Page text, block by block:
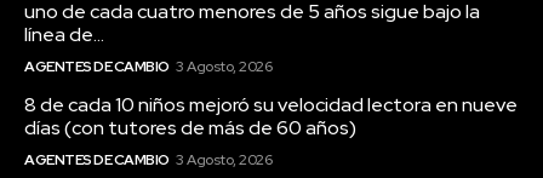
uno de cada cuatro menores de 5 años sigue bajo la
línea de...
AGENTES DE CAMBIO 3 Agosto, 2026
8 de cada 10 niños mejoró su velocidad lectora en nueve
días (con tutores de más de 60 años)
AGENTES DE CAMBIO 3 Agosto, 2026